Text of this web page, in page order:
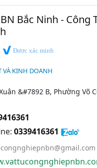
Bắc Ninh - Công
Được xác minh
VÀ KINH DOANH
&#7892 B, Phường Võ
0339416361